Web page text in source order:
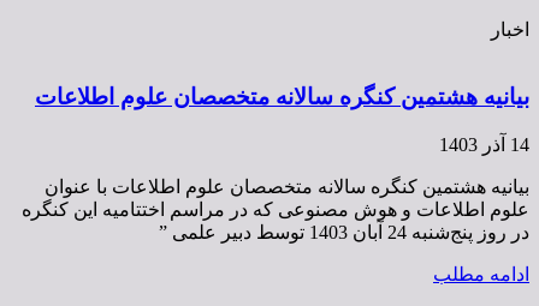
اخبار
بیانیه هشتمین کنگره سالانه متخصصان علوم اطلاعات
14 آذر 1403
بیانیه هشتمین کنگره سالانه متخصصان علوم اطلاعات با عنوان
علوم اطلاعات و هوش مصنوعی که در مراسم اختتامیه این کنگره
در روز پنج‌شنبه 24 آبان 1403 توسط دبیر علمی ”
ادامه مطلب